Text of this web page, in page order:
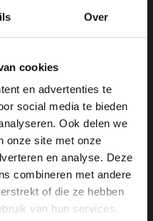
Over
cookies
en advertenties te
social media te bieden
Ook delen we
onze site met onze
en analyse. Deze
combineren met andere
of die ze hebben
van hun services.
VOOR ONZE
BLOEM
1B